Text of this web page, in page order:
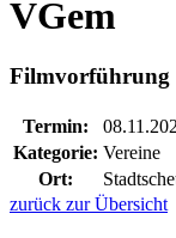
VGem
Filmvorführung
Termin:
Kategorie: Vereine
Ort:
zurück zur Übersicht